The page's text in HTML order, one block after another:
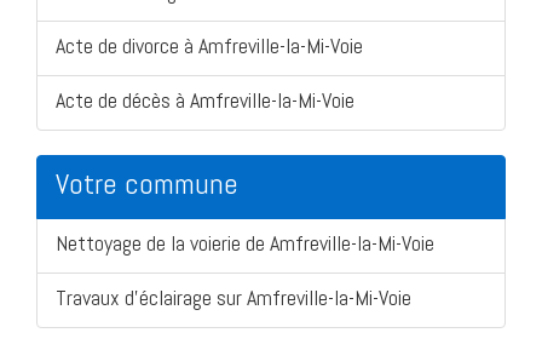
Acte de divorce à Amfreville-la-Mi-Voie
Acte de décès à Amfreville-la-Mi-Voie
Votre commune
Nettoyage de la voierie de Amfreville-la-Mi-Voie
Travaux d'éclairage sur Amfreville-la-Mi-Voie